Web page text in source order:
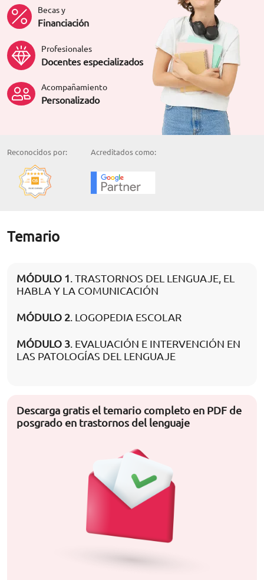
Becas y
Financiación
Profesionales
Docentes especializados
Acompañamiento
Personalizado
Reconocidos por: Acreditados como:
Temario
MÓDULO 1. TRASTORNOS DEL LENGUAJE, EL
HABLA Y LA COMUNICACIÓN
MÓDULO 2. LOGOPEDIA ESCOLAR
MÓDULO 3. EVALUACIÓN E INTERVENCIÓN EN
LAS PATOLOGÍAS DEL LENGUAJE
Descarga gratis el temario completo en PDF de
posgrado en trastornos del lenguaje